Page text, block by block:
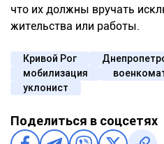
что их должны вручать
жительства или работы.
Кривой Рог
мобилизация
уклонист
Поделиться в соцсетях